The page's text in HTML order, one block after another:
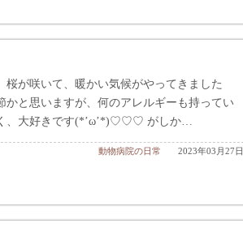
が咲いて、暖かい気候がやってきました
かと思いますが、何のアレルギーも持ってい
、大好きです(*’ω’*)♡♡♡ がしか…
2023年03月27日
動物病院の日常